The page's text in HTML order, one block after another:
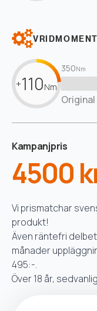
VRIDMOMENT
+110Nm
350Nm
Original
Kampanjpris
4500
Vi prismatchar
produkt!
Även räntefri
månader
495:-.
Över 18 år,